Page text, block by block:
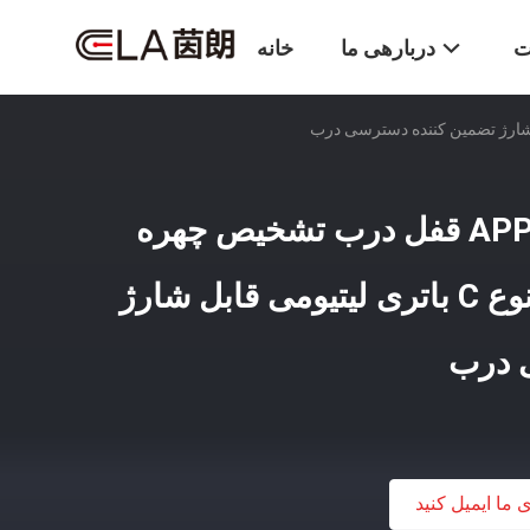
خانه دربارهی ما
انتخاب سیستم APP Tuya قفل درب تشخیص چهره
منبع تغذیه اضطراری نوع C باتری لیتیومی قابل شارژ
درب
ما ایمیل کنید